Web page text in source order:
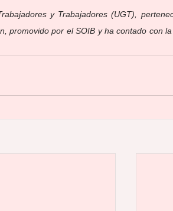
y Trabajadores (UGT),
promovido por el SOIB y ha contado con